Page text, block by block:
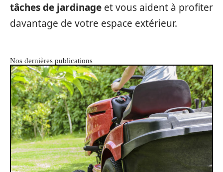
tâches de jardinage et vous aident à profiter
davantage de votre espace extérieur.
Nos dernières publications